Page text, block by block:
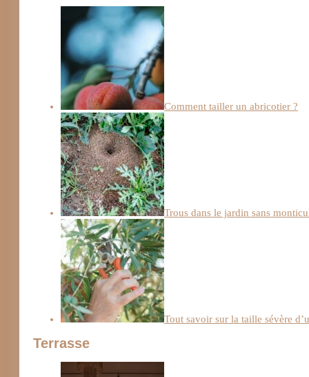
Comment tailler un abricotier ?
Trous dans le jardin sans
Tout savoir sur la taille sévère
Terrasse